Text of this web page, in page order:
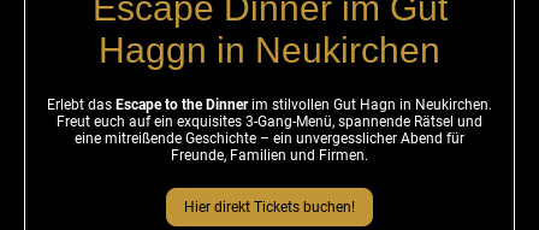
Haggn in Neukirchen
Erlebt das Escape to the Dinnerim stilvollen Gut Hagn in Neukirchen.
Freut euch auf ein exquisites 3-Gang-Menü, spannende Rätsel und
eine mitreißende Geschichte – ein unvergesslicher Abend für
Freunde, Familien und Firmen.
Hier direkt Tickets buchen!